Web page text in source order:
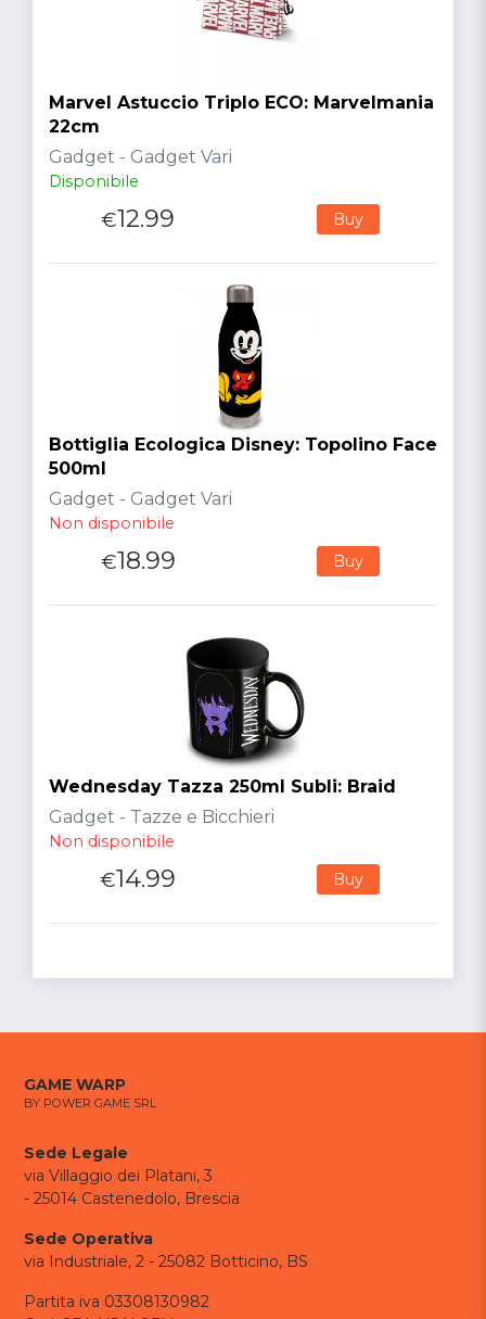
Marvel Astuccio Triplo ECO: Marvelmania
22cm
Gadget - Gadget Vari
Disponibile
€12.99 Buy
Bottiglia Ecologica Disney: Topolino Face
500ml
Gadget - Gadget Vari
Non disponibile
€18.99 Buy
Wednesday Tazza 250ml Subli: Braid
Gadget - Tazze e Bicchieri
Non disponibile
€14.99 Buy
GAME WARP
BY POWER GAME SRL
Sede Legale
via Villaggio dei Platani, 3
- 25014 Castenedolo, Brescia
Sede Operativa
via Industriale, 2 - 25082 Botticino, BS
Partita iva 03308130982